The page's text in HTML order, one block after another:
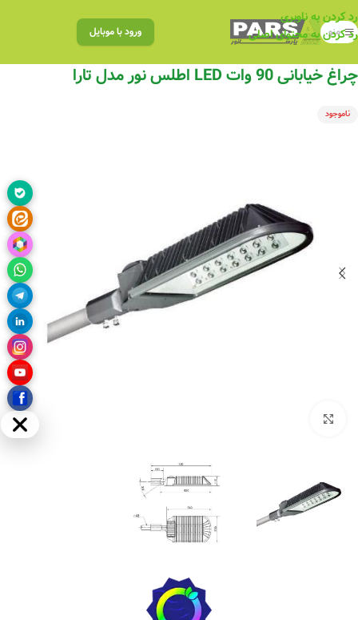
رد کردن به ناوبری
رد کردن به محتوای اصلی
منو ورود با موبایل
چراغ خیابانی 90 وات LED اطلس نور مدل تارا
ناموجود